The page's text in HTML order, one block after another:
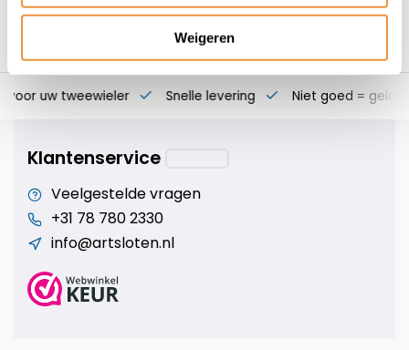
Weigeren
voor uw tweewieler Snelle levering Niet goed = geld
Klantenservice
Veelgestelde vragen
+31 78 780 2330
info@artsloten.nl